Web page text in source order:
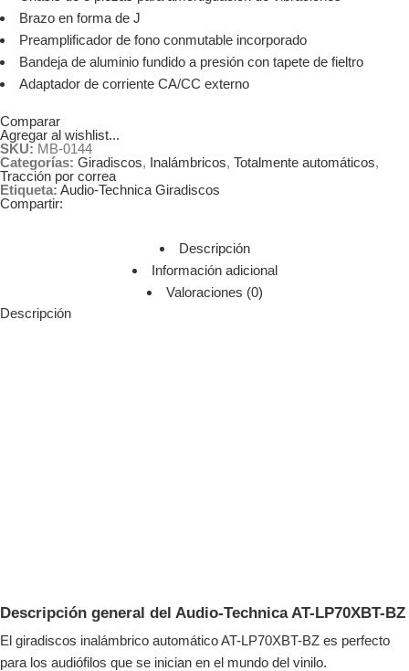
Brazo en forma de J
Preamplificador de fono conmutable incorporado
Bandeja de aluminio fundido a presión con tapete de fieltro
Adaptador de corriente CA/CC externo
Comparar
Agregar al wishlist...
SKU: MB-0144
Categorías: Giradiscos, Inalámbricos, Totalmente automáticos,
Tracción por correa
Etiqueta: Audio-Technica Giradiscos
Compartir:
Descripción
Información adicional
Valoraciones (0)
Descripción
Descripción general del Audio-Technica AT-LP70XBT-BZ
El giradiscos inalámbrico automático AT-LP70XBT-BZ es perfecto
para los audiófilos que se inician en el mundo del vinilo.